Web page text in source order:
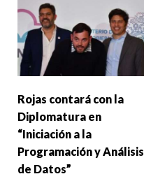
Rojas contará con la
Diplomatura en
“Iniciación a la
Programación y Análisis
de Datos”